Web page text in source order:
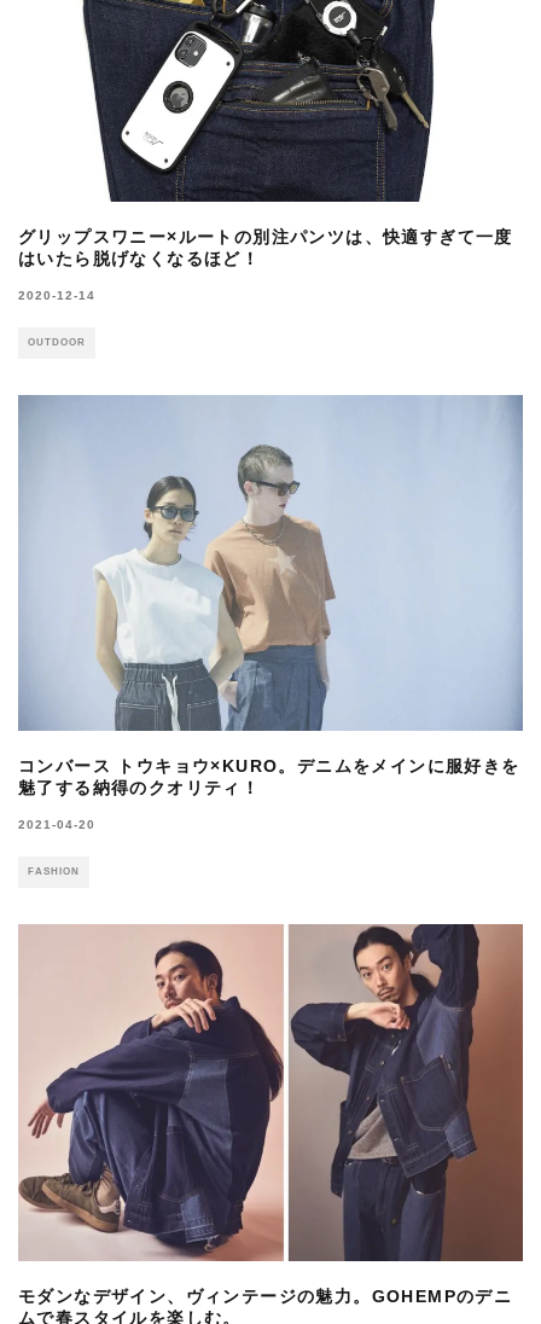
グリップスワニー×ルートの別注パンツは、快適すぎて一度
はいたら脱げなくなるほど！
2020-12-14
OUTDOOR
コンバース トウキョウ×KURO。デニムをメインに服好きを
魅了する納得のクオリティ！
2021-04-20
FASHION
モダンなデザイン、ヴィンテージの魅力。GOHEMPのデニ
ムで春スタイルを楽しむ。